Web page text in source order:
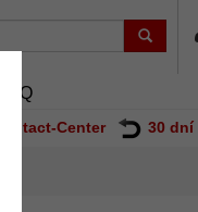
FAQ
Contact-Center 30 dní